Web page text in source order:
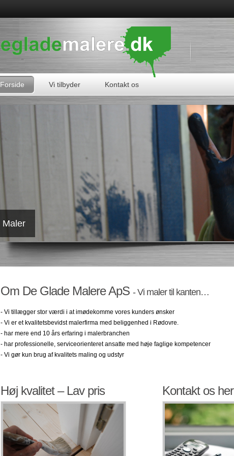
Forside Vi tilbyder Kontakt os
Maler
Om De Glade Malere ApS - Vi maler til kanten…
- Vi tillægger stor værdi i at imødekomme vores kunders ønsker
- Vi er et kvalitetsbevidst malerfirma med beliggenhed i Rødovre.
- har mere end 10 års erfaring i malerbranchen
- har professionelle, serviceorienteret ansatte med høje faglige kompetencer
- Vi gør kun brug af kvalitets maling og udstyr
Høj kvalitet – Lav pris Kontakt os her